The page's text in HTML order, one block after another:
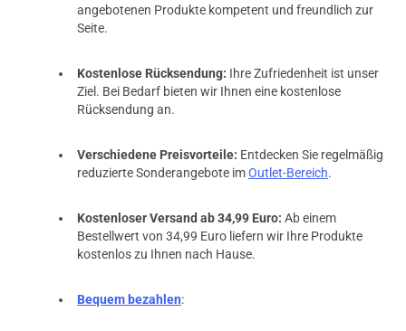
angebotenen Produkte kompetent und freundlich zur
Seite.
Kostenlose Rücksendung: Ihre Zufriedenheit ist unser
Ziel. Bei Bedarf bieten wir Ihnen eine kostenlose
Rücksendung an.
Verschiedene Preisvorteile: Entdecken Sie regelmäßig
reduzierte Sonderangebote imOutlet-Bereich.
Kostenloser Versand ab 34,99 Euro: Ab einem
Bestellwert von 34,99 Euro liefern wir Ihre Produkte
kostenlos zu Ihnen nach Hause.
Bequem bezahlen: